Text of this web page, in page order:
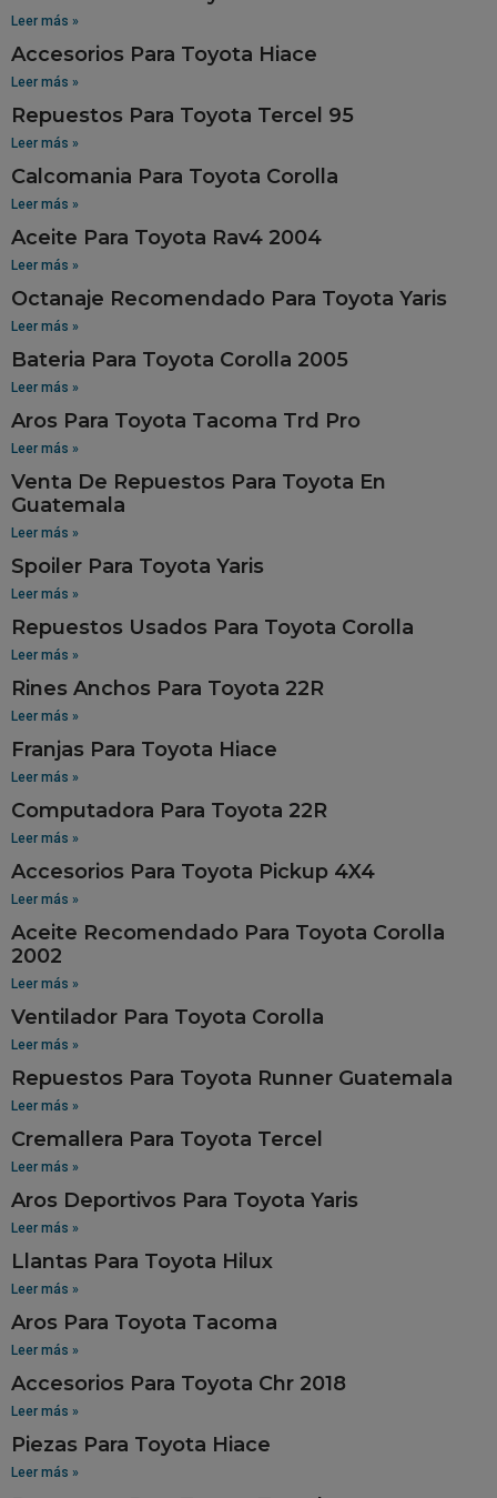
Leer más »
Accesorios Para Toyota Hiace
Leer más »
Repuestos Para Toyota Tercel 95
Leer más »
Calcomania Para Toyota Corolla
Leer más »
Aceite Para Toyota Rav4 2004
Leer más »
Octanaje Recomendado Para Toyota Yaris
Leer más »
Bateria Para Toyota Corolla 2005
Leer más »
Aros Para Toyota Tacoma Trd Pro
Leer más »
Venta De Repuestos Para Toyota En
Guatemala
Leer más »
Spoiler Para Toyota Yaris
Leer más »
Repuestos Usados Para Toyota Corolla
Leer más »
Rines Anchos Para Toyota 22R
Leer más »
Franjas Para Toyota Hiace
Leer más »
Computadora Para Toyota 22R
Leer más »
Accesorios Para Toyota Pickup 4X4
Leer más »
Aceite Recomendado Para Toyota Corolla
2002
Leer más »
Ventilador Para Toyota Corolla
Leer más »
Repuestos Para Toyota Runner Guatemala
Leer más »
Cremallera Para Toyota Tercel
Leer más »
Aros Deportivos Para Toyota Yaris
Leer más »
Llantas Para Toyota Hilux
Leer más »
Aros Para Toyota Tacoma
Leer más »
Accesorios Para Toyota Chr 2018
Leer más »
Piezas Para Toyota Hiace
Leer más »